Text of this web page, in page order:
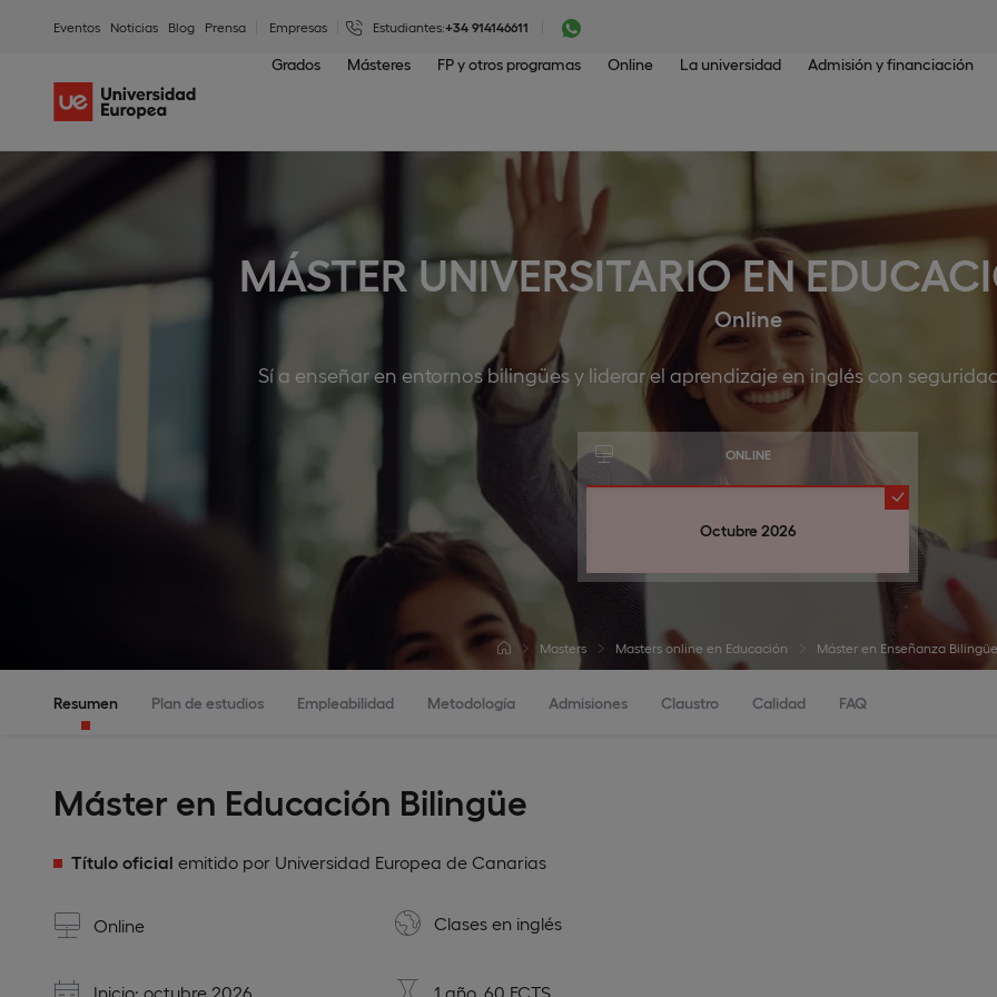
Eventos Noticias Blog Prensa Empresas Estudiantes:+34 914146611
Grados Másteres FP y otros programas Online La universidad Admisión y financiación
MÁSTER UNIVERSITARIO EN
Online
Sí a enseñar en entornos bilingües y liderar el aprendizaje en inglés con
ONLINE
Octubre 2026
Masters Masters online en Educación Máster en Enseñanza Bilingüe
Resumen Plan de estudios Empleabilidad Metodología Admisiones Claustro Calidad FAQ
Máster en Educación Bilingüe
Título oficial emitido por Universidad Europea de Canarias
Online Clases en inglés
Inicio: octubre 2026 1 año, 60 ECTS